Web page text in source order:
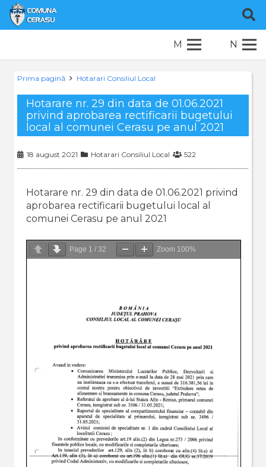
M N
Prima pagină Hotarari Consiliul Local
Hotarare nr. 29 din data de 01.06.2021
privind aprobarea rectificarii bugetului
local al comunei Cerasu pe anul 2021
18 august 2021 Hotarari Consiliul Local 522
Hotarare nr. 29 din data de 01.06.2021 privind
aprobarea rectificarii bugetului local al
comunei Cerasu pe anul 2021
Page 1 / 32 Zoom 100%